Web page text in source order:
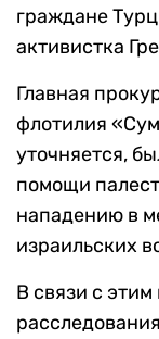
граждане
активистка
Главная
флотилия
уточняется,
помощи
нападению в
израильских
В связи с